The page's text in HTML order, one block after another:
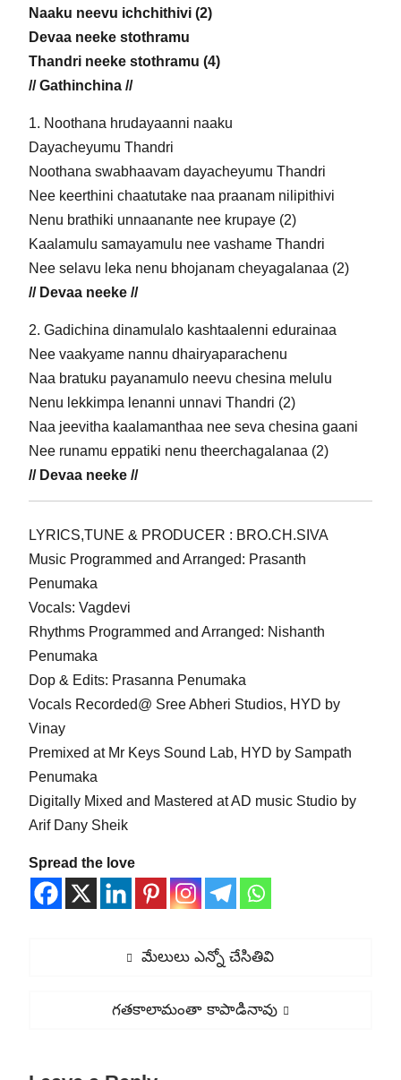
Naaku neevu ichchithivi (2)
Devaa neeke stothramu
Thandri neeke stothramu (4)
// Gathinchina //
1. Noothana hrudayaanni naaku
Dayacheyumu Thandri
Noothana swabhaavam dayacheyumu Thandri
Nee keerthini chaatutake naa praanam nilipithivi
Nenu brathiki unnaanante nee krupaye (2)
Kaalamulu samayamulu nee vashame Thandri
Nee selavu leka nenu bhojanam cheyagalanaa (2)
// Devaa neeke //
2. Gadichina dinamulalo kashtaalenni edurainaa
Nee vaakyame nannu dhairyaparachenu
Naa bratuku payanamulo neevu chesina melulu
Nenu lekkimpa lenanni unnavi Thandri (2)
Naa jeevitha kaalamanthaa nee seva chesina gaani
Nee runamu eppatiki nenu theerchagalanaa (2)
// Devaa neeke //
LYRICS,TUNE & PRODUCER : BRO.CH.SIVA
Music Programmed and Arranged: Prasanth
Penumaka
Vocals: Vagdevi
Rhythms Programmed and Arranged: Nishanth
Penumaka
Dop & Edits: Prasanna Penumaka
Vocals Recorded@ Sree Abheri Studios, HYD by
Vinay
Premixed at Mr Keys Sound Lab, HYD by Sampath
Penumaka
Digitally Mixed and Mastered at AD music Studio by
Arif Dany Sheik
Spread the love
Previous
మేలులు ఎన్నో చేసితివి
Next
గతకాలామంతా కాపాడినావు